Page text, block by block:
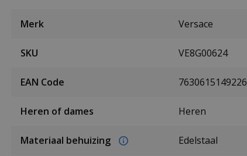
Merk Versace
SKU VE8G00624
EAN Code 7630615149226
Heren of dames Heren
Materiaal behuizing Edelstaal